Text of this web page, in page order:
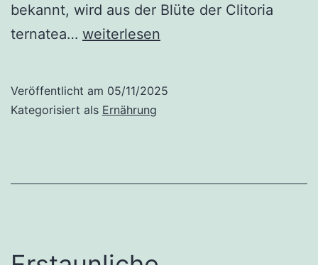
bekannt, wird aus der Blüte der Clitoria
ternatea… 8
Schmetterlingserbse
weiterlesen
Veröffentlicht am 05/11/2025
Kategorisiert als Ernährung